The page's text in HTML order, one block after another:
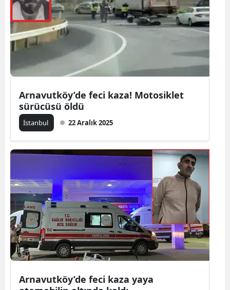
Hakkari
Hatay
Isparta
Mersin
Kastamonu
Kayseri
Kırklareli
Kırşehir
Kocaeli
Konya
Arnavutköy’de feci kaza! Motosiklet
sürücüsü öldü
İstanbul 22 Aralık 2025
Arnavutköy’de feci kaza yaya